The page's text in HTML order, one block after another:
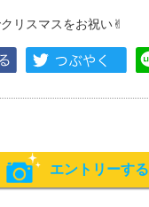
リスマスをお祝い✌︎
エントリーする